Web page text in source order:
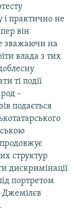
і практично не
він
зважаючи на
влада з тих
ті події
–
подається
структур
дискримінації
портретом
Джемілєв